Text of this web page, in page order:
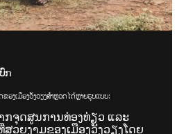
ກ
ອງເມືອງວັງວຽງສຳຫຼວດໄດ້ຫຼາຍຮູບແບບ:
ກຈຸດສູນການທ່ອງທ່ຽວ ແລະ
ວຍງາມຂອງເມືອງວັງວຽງໂດຍ